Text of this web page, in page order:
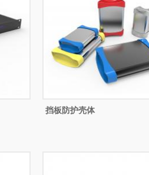
挡板防护壳体